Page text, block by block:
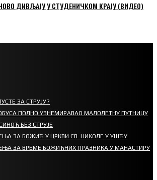
ДИВЉАЈУ У СТУДЕНИЧКОМ КРАЈУ (ВИДЕО)
ЗА СТРУЈУ?
ПОЛНО УЗНЕМИРАВАО МАЛОЛЕТНУ ПУТНИЦУ
БЕЗ СТРУЈЕ
ЗА БОЖИЋ У ЦРКВИ СВ. НИКОЛЕ У УШЋУ
ЗА ВРЕМЕ БОЖИЋНИХ ПРАЗНИКА У МАНАСТИРУ